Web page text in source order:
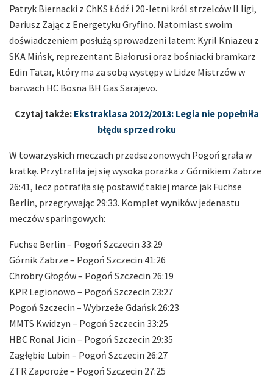
Patryk Biernacki z ChKS Łódź i 20-letni król strzelców II ligi,
Dariusz Zając z Energetyku Gryfino. Natomiast swoim
doświadczeniem posłużą sprowadzeni latem: Kyril Kniazeu z
SKA Mińsk, reprezentant Białorusi oraz bośniacki bramkarz
Edin Tatar, który ma za sobą występy w Lidze Mistrzów w
barwach HC Bosna BH Gas Sarajevo.
Czytaj także: Ekstraklasa 2012/2013: Legia nie popełniła
błędu sprzed roku
W towarzyskich meczach przedsezonowych Pogoń grała w
kratkę. Przytrafiła jej się wysoka porażka z Górnikiem Zabrze
26:41, lecz potrafiła się postawić takiej marce jak Fuchse
Berlin, przegrywając 29:33. Komplet wyników jedenastu
meczów sparingowych:
Fuchse Berlin – Pogoń Szczecin 33:29
Górnik Zabrze – Pogoń Szczecin 41:26
Chrobry Głogów – Pogoń Szczecin 26:19
KPR Legionowo – Pogoń Szczecin 23:27
Pogoń Szczecin – Wybrzeże Gdańsk 26:23
MMTS Kwidzyn – Pogoń Szczecin 33:25
HBC Ronal Jicin – Pogoń Szczecin 29:35
Zagłębie Lubin – Pogoń Szczecin 26:27
ZTR Zaporoże – Pogoń Szczecin 27:25